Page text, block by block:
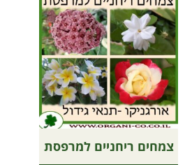
צמחים ריחניים למרפסת